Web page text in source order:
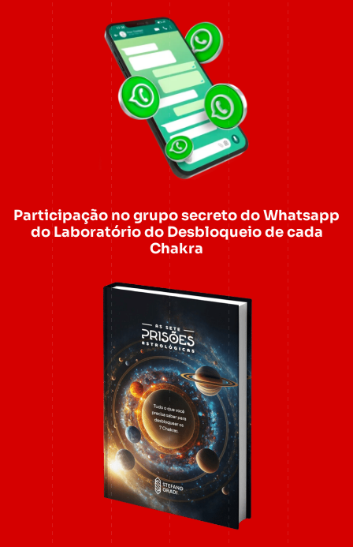
Participação no grupo secreto do Whatsapp
do Laboratório do Desbloqueio de cada
Chakra